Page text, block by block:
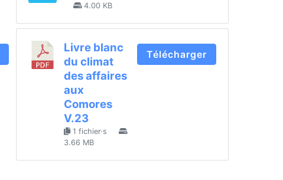
4.00 KB
Livre blanc
du climat
des affaires
aux
Comores
V.23
1 fichier·s
3.66 MB
Télécharger